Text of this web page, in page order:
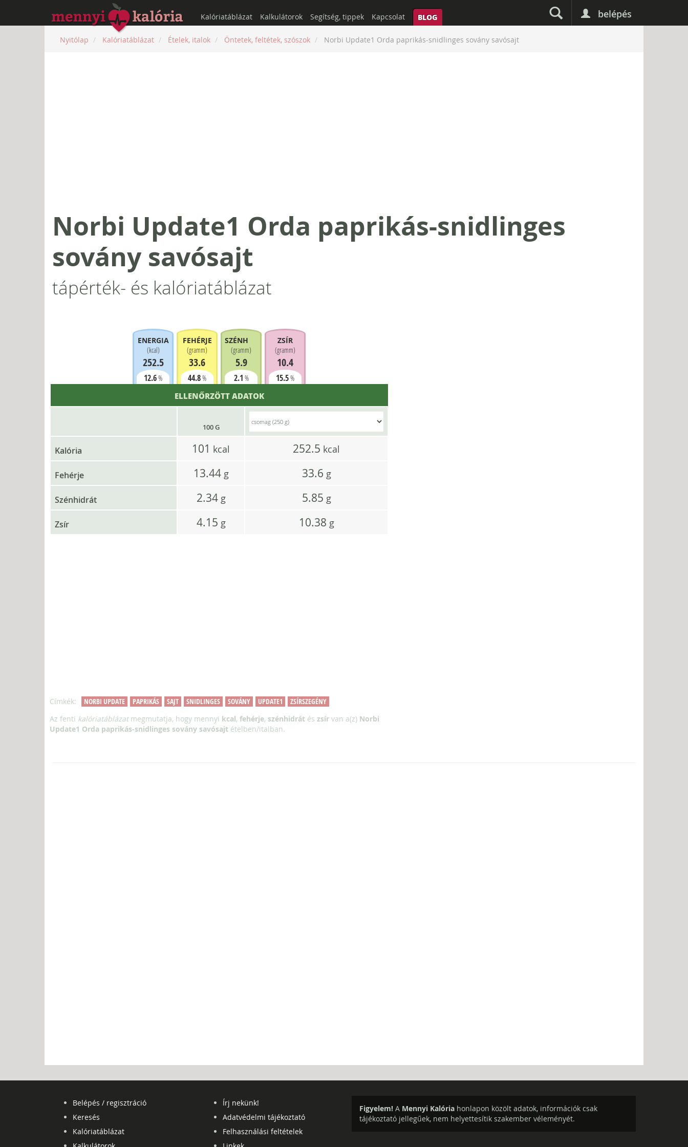
belépés
Kalóriatáblázat Kalkulátorok Segítség, tippek Kapcsolat BLOG
Nyitólap Kalóriatáblázat Ételek, italok Öntetek, feltétek, szószok Norbi Update1 Orda paprikás-snidlinges sovány savósajt
Norbi Update1 Orda paprikás-snidlinges
sovány savósajt
tápérték- és kalóriatáblázat
ENERGIA
(kcal)
252.5
12.6%
FEHÉRJE
(gramm)
33.6
44.8%
SZÉNHIDRÁT
(gramm)
5.9
2.1 %
ZSÍR
(gramm)
10.4
15.5%
ELLENŐRZÖTT ADATOK
100 G
Kalória 101 kcal 252.5 kcal
Fehérje 13.44 g 33.6 g
Szénhidrát 2.34 g 5.85 g
Zsír 4.15 g 10.38 g
Címkék: NORBI UPDATE PAPRIKÁS SAJT SNIDLINGES SOVÁNY UPDATE1
ZSÍRSZEGÉNY
Az fenti kalóriatáblázatmegmutatja, hogy mennyi kcal, fehérje, szénhidrát és zsír van a(z) Norbi
Update1 Orda paprikás-snidlinges sovány savósajt ételben/italban.
Belépés / regisztráció
Keresés
Kalóriatáblázat
Írj nekünk!
Adatvédelmi tájékoztató
Felhasználási feltételek
Figyelem! A Mennyi Kalória honlapon közölt adatok, információk csak
tájékoztató jellegűek, nem helyettesítik szakember véleményét.